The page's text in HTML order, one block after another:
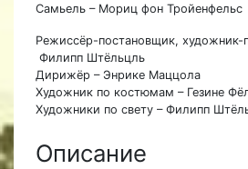
Самьель – Мориц фон Тройенфельс
Режиссёр-постановщик, художник-
Филипп Штёльцль
Дирижёр – Энрике Маццола
Художник по костюмам – Гезине
Художники по свету – Филипп
Описание